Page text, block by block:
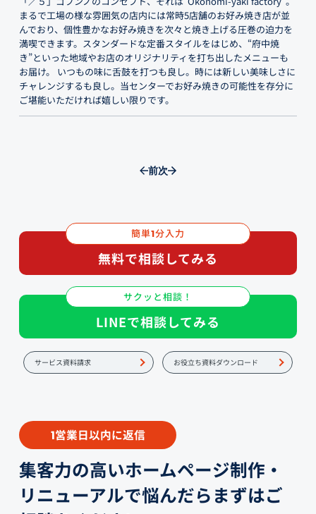
まるで工場の様な雰囲気の店内には常時5店舗のお好み焼き店が並
んでおり、個性豊かなお好み焼きを次々と焼き上げる圧巻の迫力を
満喫できます。スタンダードな定番スタイルをはじめ、“府中焼
き”といった地域やお店のオリジナリティを打ち出したメニューも
お届け。 いつもの味に舌鼓を打つも良し。時には新しい美味しさに
チャレンジするも良し。当センターでお好み焼きの可能性を存分に
ご堪能いただければ嬉しい限りです。
前次
簡単1分入力
無料で相談してみる
サクッと相談！
LINEで相談してみる
サービス資料請求 お役立ち資料ダウンロード
1営業日以内に返信
集客力の高いホームページ制作・
リニューアルで悩んだらまずはご